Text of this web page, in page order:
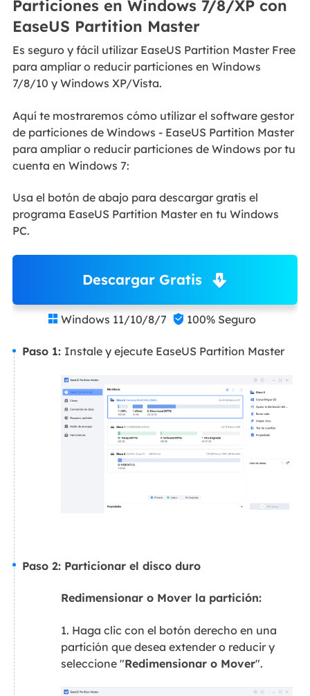
Particiones en Windows 7/8/XP con
EaseUS Partition Master
Es seguro y fácil utilizar EaseUS Partition Master Free
para ampliar o reducir particiones en Windows
7/8/10 y Windows XP/Vista.
Aquí te mostraremos cómo utilizar el software gestor
de particiones de Windows - EaseUS Partition Master
para ampliar o reducir particiones de Windows por tu
cuenta en Windows 7:
Usa el botón de abajo para descargar gratis el
programa EaseUS Partition Master en tu Windows
PC.
Descargar Gratis
 Windows 11/10/8/7  100% Seguro
Paso 1: Instale y ejecute EaseUS Partition Master
Paso 2: Particionar el disco duro
Redimensionar o Mover la partición:
1. Haga clic con el botón derecho en una
partición que desea extender o reducir y
seleccione "Redimensionar o Mover".